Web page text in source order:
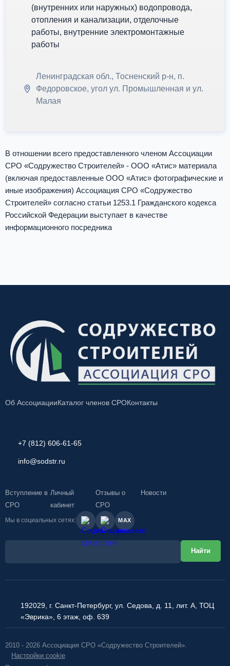
(внутренних или наружных) водопровода,
отопления и канализации, отделочные
работы, внутренние электромонтажные
работы
Ленинградская обл., Тосненский р-н, п.
Федоровское, угол ул. Промышленная и ул.
Малая
В отношении всего предоставленного членом Ассоциации
СРО «Содружество Строителей» - ООО «Атис» материала
(включая предоставленные ООО «Атис» фотографические и
иные изображения) Ассоциация СРО «Содружество
Строителей» согласно статьи 1253.1 Гражданского кодекса
Российской Федерации выступает в качестве
информационного посредника
Об АссоциацииКаталог членов СРОКонтакты
+7 (812) 606-61-65
info@sodstr.ru
Вступление в
СРО
Личный
кабинет
Отзывы о
СРО
Новости
Мы в социальных сетях: MAX
192029, г. Санкт-Петербург, ул. Седова, д. 11, лит. А, ТОЦ
«Эврика», 6 этаж, оф. 639
2010 - 2026 Ассоциация СРО «Содружество Строителей».
Настройки cookie